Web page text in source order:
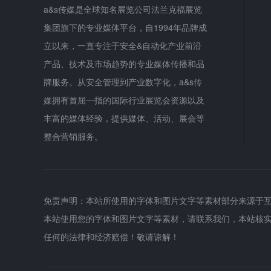
a&s传媒是全球知名展览公司法兰克福展览
集团旗下的专业媒体平台，自1994年品牌成
立以来，一直专注于安全&自动化产业前沿
产品、技术及市场趋势的专业媒体传播和品
牌服务。从安全管理到产业数字化，a&s传
媒拥有首屈一指的国际行业展览会资源以及
丰富的媒体经验，提供媒体、活动、展会等
整合营销服务。
免责声明：本站所使用的字体和图片文字等素材部分来源
本站使用您的字体和图片文字等素材，请联系我们，本站
任何的法律和经济赔偿！敬请谅解！